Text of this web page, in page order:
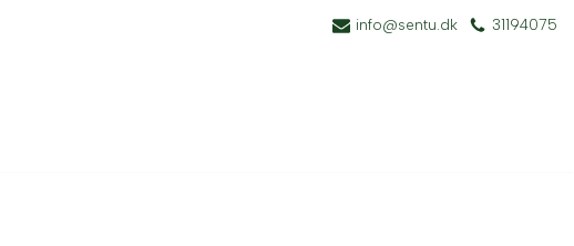
info@sentu.dk 31194075